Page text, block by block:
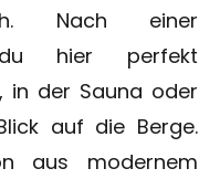
Nach einer
hier perfekt
in der Sauna oder
auf die Berge.
aus modernem